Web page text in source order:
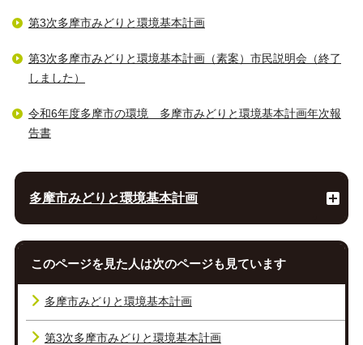
第3次多摩市みどりと環境基本計画
第3次多摩市みどりと環境基本計画（素案）市民説明会（終了
しました）
令和6年度多摩市の環境 多摩市みどりと環境基本計画年次報
告書
多摩市みどりと環境基本計画
このページを見た人は次のページも見ています
多摩市みどりと環境基本計画
第3次多摩市みどりと環境基本計画